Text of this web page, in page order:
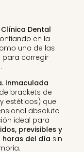
Clínica Dental
en la
una de las
para corregir
Inmaculada
brackets de
estéticos) que
absoluto
ideal para
previsibles y
horas del día sin